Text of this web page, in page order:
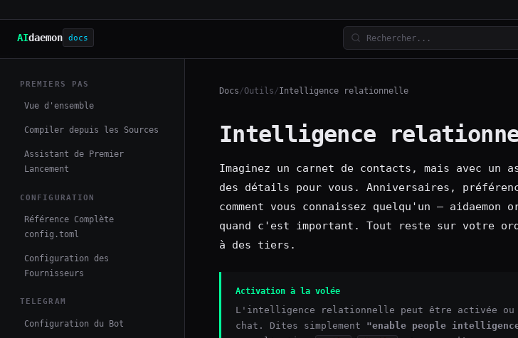
AIdaemon docs
PREMIERS PAS
Vue d'ensemble
Compiler depuis les Sources
Assistant de Premier
Lancement
CONFIGURATION
Référence Complète
config.toml
Configuration des
Fournisseurs
TELEGRAM
Configuration du Bot
Docs/Outils/Intelligence relationnelle
Intelligence
Imaginez un carnet de contacts, mais avec un
des détails pour vous. Anniversaires,
comment vous connaissez quelqu'un —
quand c'est important. Tout reste sur votre
à des tiers.
Activation à la volée
L'intelligence relationnelle peut être activée ou
chat. Dites simplement "enable people